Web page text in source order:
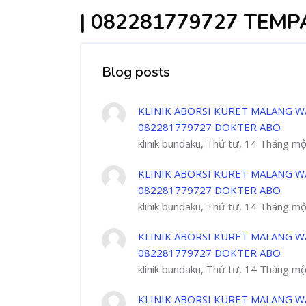
| 082281779727
Blog posts
KLINIK ABORSI KURET MALANG
082281779727 DOKTER ABO
klinik bundaku, Thứ tư, 14 Tháng
KLINIK ABORSI KURET MALANG
082281779727 DOKTER ABO
klinik bundaku, Thứ tư, 14 Tháng
KLINIK ABORSI KURET MALANG
082281779727 DOKTER ABO
klinik bundaku, Thứ tư, 14 Tháng
KLINIK ABORSI KURET MALANG